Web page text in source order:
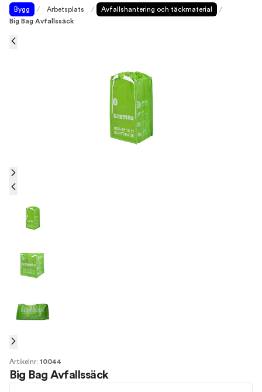
Bygg / Arbetsplats / Avfallshantering och täckmaterial
/
Big Bag Avfallssäck
Artikelnr: 10044
Big Bag Avfallssäck